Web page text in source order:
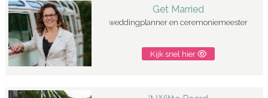
Get Married
weddingplanner en ceremoniemeester
Kijk snel hier